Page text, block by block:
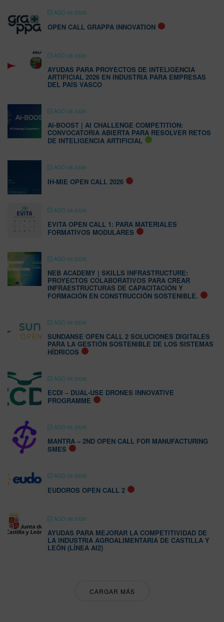
AGO 06 2026
OPEN CALL GRAPPA INNOVATION
AGO 06 2026
AYUDAS PARA PROYECTOS DE INTELIGENCIA
ARTIFICIAL 2026 EN INDUSTRIA PARA EMPRESAS
DEL PAÍS VASCO
AGO 06 2026
AI-BOOST | AI CHALLENGE COMPETITION:
CONVOCATORIA ABIERTA PARA RESOLVER RETOS
DE INTELIGENCIA ARTIFICIAL
AGO 06 2026
IH-MIE OPEN CALL 2026
AGO 06 2026
EVITA OPEN CALL 1: PARA MATERIALES
FORMATIVOS MODULARES
AGO 06 2026
NEB ACADEMY | SKILLS INFRASTRUCTURE:
PROYECTOS COLABORATIVOS PARA CREAR
INFRAESTRUCTURAS DE CAPACITACIÓN Y
FORMACIÓN EN CONSTRUCCIÓN SOSTENIBLE.
AGO 06 2026
SUNDANSE OPEN CALL 2 SOLUCIONES DIGITALES
PARA LA GESTIÓN SOSTENIBLE DE LOS SISTEMAS
HÍDRICOS
AGO 06 2026
ECDI – DUAL-USE DRONES INNOVATIVE
PROGRAMME
AGO 06 2026
MANTRA – 2ND OPEN CALL FOR MANUFACTURING
SMES
AGO 06 2026
EUDOROS OPEN CALL 2
AGO 06 2026
AYUDAS PARA MEJORAR LA COMPETITIVIDAD DE
LA INDUSTRIA AGROALIMENTARIA DE CASTILLA Y
LEÓN (LÍNEA AI2)
CARGAR MÁS